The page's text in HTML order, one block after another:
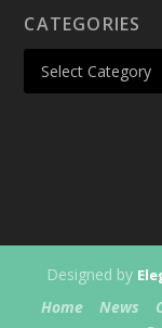
CATEGORIES
Designed by
Home News